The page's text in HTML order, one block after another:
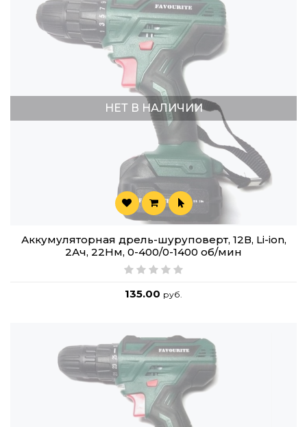
НЕТ В НАЛИЧИИ
Аккумуляторная дрель-шуруповерт, 12В, Li-ion,
2Ач, 22Нм, 0-400/0-1400 об/мин
135.00 руб.